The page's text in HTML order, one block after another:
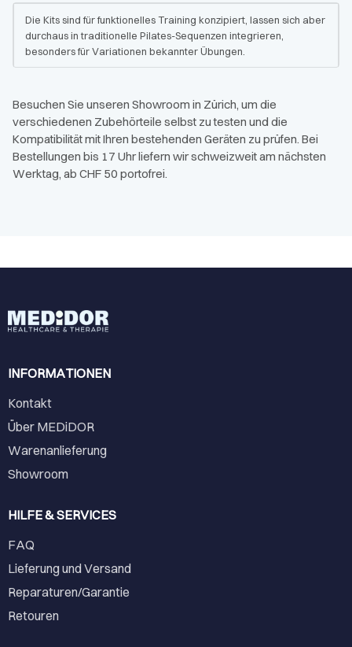
Die Kits sind für funktionelles Training konzipiert, lassen sich aber
durchaus in traditionelle Pilates-Sequenzen integrieren,
besonders für Variationen bekannter Übungen.
Besuchen Sie unseren Showroom in Zürich, um die
verschiedenen Zubehörteile selbst zu testen und die
Kompatibilität mit Ihren bestehenden Geräten zu prüfen. Bei
Bestellungen bis 17 Uhr liefern wir schweizweit am nächsten
Werktag, ab CHF 50 portofrei.
INFORMATIONEN
Kontakt
Über MEDiDOR
Warenanlieferung
Showroom
HILFE & SERVICES
FAQ
Lieferung und Versand
Reparaturen/Garantie
Retouren